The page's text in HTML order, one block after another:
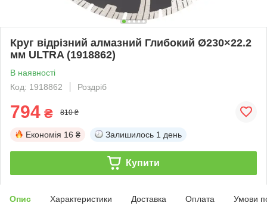
Круг відрізний алмазний Глибокий Ø230×22.2
мм ULTRA (1918862)
В наявності
Код: 1918862
Роздріб
794 ₴ 810 ₴
Економія 16 ₴ Залишилось 1 день
Купити
Опис Характеристики Доставка Оплата Умови